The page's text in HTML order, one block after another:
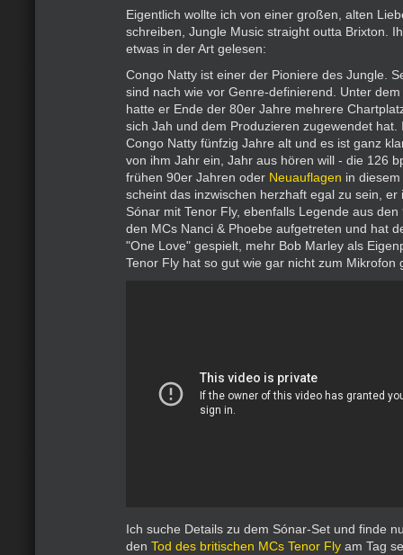
Eigentlich wollte ich von einer großen, alten
schreiben, Jungle Music straight outta Brixton.
etwas in der Art gelesen:
Congo Natty ist einer der Pioniere des Jungle.
sind nach wie vor Genre-definierend. Unter
hatte er Ende der 80er Jahre mehrere
sich Jah und dem Produzieren zugewendet hat.
Congo Natty fünfzig Jahre alt und es ist ganz
von ihm Jahr ein, Jahr aus hören will - die 126
frühen 90er Jahren oder Neuauflagen in
scheint das inzwischen herzhaft egal zu sein, er
Sónar mit Tenor Fly, ebenfalls Legende aus
den MCs Nanci & Phoebe aufgetreten und hat
"One Love" gespielt, mehr Bob Marley als
Tenor Fly hat so gut wie gar nicht zum Mikrofon
Ich suche Details zu dem Sónar-Set und finde
den Tod des britischen MCs Tenor Fly am Tag